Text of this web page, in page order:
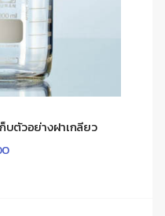
บตัวอย่างฝาเกลียว